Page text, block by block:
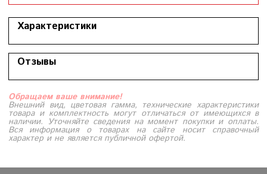
Характеристики
Отзывы
Обращаем ваше внимание!
Внешний вид, цветовая гамма, технические характеристики
товара и комплектность могут отличаться от имеющихся в
наличии. Уточняйте сведения на момент покупки и оплаты.
Вся информация о товарах на сайте носит справочный
характер и не является публичной офертой.